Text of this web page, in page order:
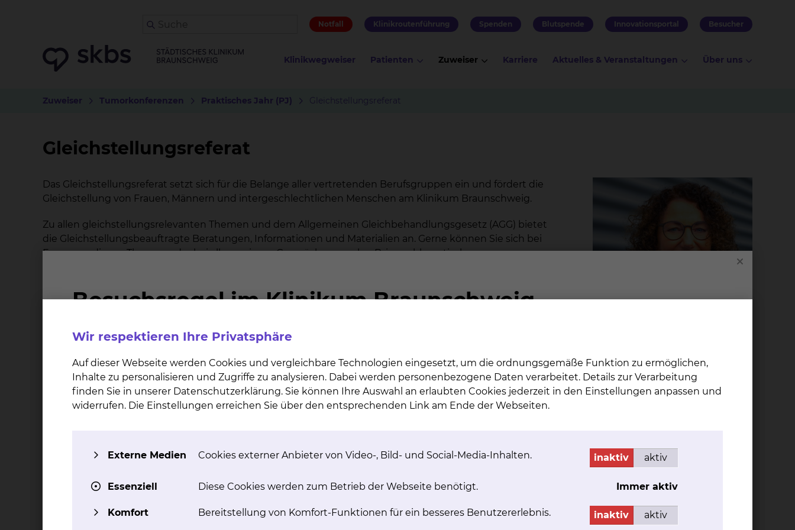
Notfall Klinikroutenführung Spenden Blutspende Innovationsportal Besucher
Klinikwegweiser Patienten Zuweiser Karriere Aktuelles & Veranstaltungen Über uns
Zuweiser Tumorkonferenzen Praktisches Jahr (PJ) Gleichstellungsreferat
Gleichstellungsreferat
An­drea Koch
Freisestraße 9/10, 38118
dienstlich
Per E-Mail kontaktieren
Das Gleichstellungsreferat setzt sich für die Belange aller vertretenden Berufsgruppen ein und fördert die
Gleichstellung von Frauen, Männern und intergeschlechtlichen Menschen am Klinikum Braunschweig.
Zu allen gleichstellungsrelevanten Themen und dem Allgemeinen Gleichbehandlungsgesetz (AGG) bietet
die Gleichstellungsbeauftragte Beratungen, Informationen und Materialien an. Gerne können Sie sich bei
Fragen zu diesen Themen oder bei allgemeinem Gesprächswunsch, z.B. in problematischen
Gespräche sind selbstverständlich vertraulich!
Vereinbarung von Beruf und Familien, z.B. Mutterschutz,Elternzeit, Sonderurlaub,Pflegezeit,
Wiedereinstieg
Kinderbetreuung, Mitglied im Netzwerk Familie, Braunschweig
Diskriminierung, Mobbing und sexuelle Belästigung
Beschwerdestelle nach dem Allgemeinen Gleichbehandlungsgesetz (AGG)
Unterstützung aller Beschäftigten und Führungskräfte
Mitwirkung an einer gezielten Organisations- und Personalentwicklungsplanung
Frauen in Führungspositionen
Spezielle Fortbildungsangebote für Führungskräfte
Wir respektieren Ihre Privatsphäre
Auf dieser Webseite werden Cookies und vergleichbare Technologien eingesetzt, um die ordnungsgemäße Funktion zu ermöglichen,
Inhalte zu personalisieren und Zugriffe zu analysieren. Dabei werden personenbezogene Daten verarbeitet. Details zur Verarbeitung
finden Sie in unserer Datenschutzerklärung. Sie können Ihre Auswahl an erlaubten Cookies jederzeit in den Einstellungen anpassen und
widerrufen. Die Einstellungen erreichen Sie über den entsprechenden Link am Ende der Webseiten.
Externe Medien Cookies externer Anbieter von Video-, Bild- und Social-Media-Inhalten. inaktiv aktiv
Essenziell Diese Cookies werden zum Betrieb der Webseite benötigt. Immer aktiv
Komfort Bereitstellung von Komfort-Funktionen für ein besseres Benutzererlebnis. inaktiv aktiv